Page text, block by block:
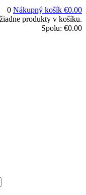
0 Nákupný košík €0.00
produkty v košíku.
Spolu: €0.00